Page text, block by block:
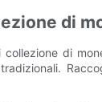
di
di